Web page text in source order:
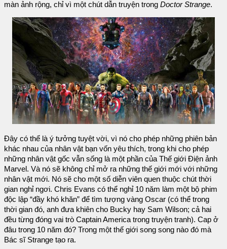
màn ảnh rộng, chỉ vì một chút dẫn truyện trong Doctor Strange.
Đây có thể là ý tưởng tuyệt vời, vì nó cho phép những phiên bản
khác nhau của nhân vật bạn vốn yêu thích, trong khi cho phép
những nhân vật gốc vẫn sống là một phần của Thế giới Điện ảnh
Marvel. Và nó sẽ không chỉ mở ra những thế giới mới với những
nhân vật mới. Nó sẽ cho một số diễn viên quen thuộc chút thời
gian nghỉ ngơi. Chris Evans có thể nghỉ 10 năm làm một bộ phim
độc lập “đầy khó khăn” để tìm tượng vàng Oscar (có thể trong
thời gian đó, anh đưa khiên cho Bucky hay Sam Wilson; cả hai
đều từng đóng vai trò Captain America trong truyện tranh). Cap ở
đâu trong 10 năm đó? Trong một thế giới song song nào đó mà
Bác sĩ Strange tạo ra.